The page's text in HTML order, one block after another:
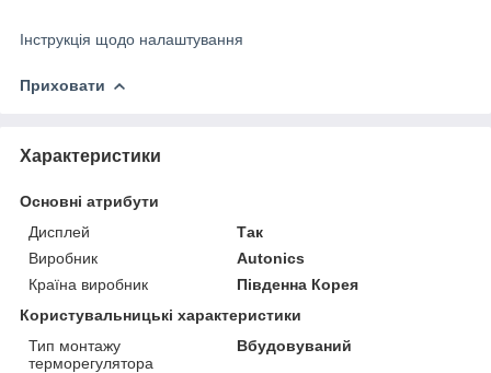
Інструкція щодо налаштування
Приховати
Характеристики
Основні атрибути
Дисплей
Так
Виробник
Autonics
Країна виробник
Південна Корея
Користувальницькі характеристики
Тип монтажу
терморегулятора
Вбудовуваний